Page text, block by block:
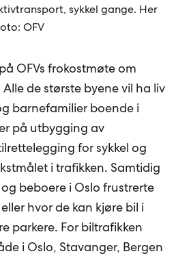
sykkel gange. Her
OFV
OFVs frokostmøte om
de største byene vil ha liv
barnefamilier boende i
på utbygging av
for sykkel og
i trafikken. Samtidig
beboere i Oslo frustrerte
hvor de kan kjøre bil i
parkere. For biltrafikken
i Oslo, Stavanger, Bergen